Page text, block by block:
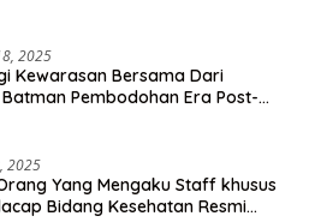
2025
Kewarasan Bersama Dari
Pembodohan Era Post-
2025
Yang Mengaku Staff khusus
Bidang Kesehatan Resmi